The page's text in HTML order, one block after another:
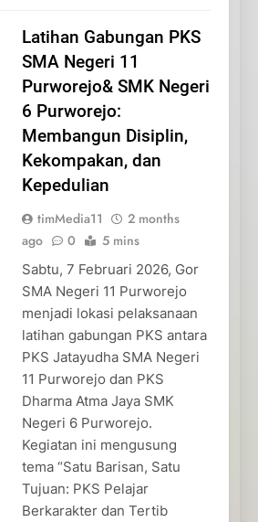
Latihan Gabungan PKS
SMA Negeri 11
Purworejo& SMK Negeri
6 Purworejo:
Membangun Disiplin,
Kekompakan, dan
Kepedulian
timMedia11
2 months
ago
0 5 mins
Sabtu, 7 Februari 2026, Gor
SMA Negeri 11 Purworejo
menjadi lokasi pelaksanaan
latihan gabungan PKS antara
PKS Jatayudha SMA Negeri
11 Purworejo dan PKS
Dharma Atma Jaya SMK
Negeri 6 Purworejo.
Kegiatan ini mengusung
tema “Satu Barisan, Satu
Tujuan: PKS Pelajar
Berkarakter dan Tertib